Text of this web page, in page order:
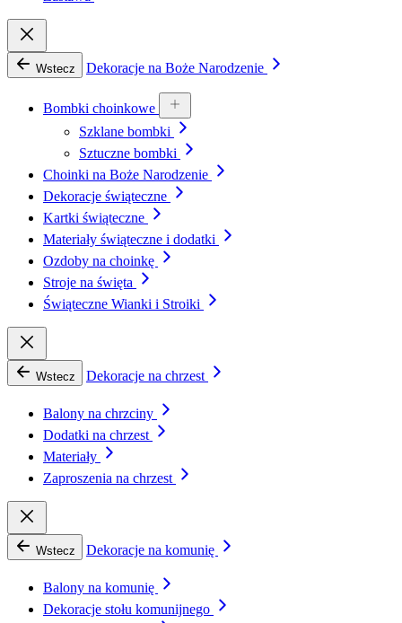
Wstecz Dekoracje na Boże Narodzenie
Bombki choinkowe
Szklane bombki
Sztuczne bombki
Choinki na Boże Narodzenie
Dekoracje świąteczne
Kartki świąteczne
Materiały świąteczne i dodatki
Ozdoby na choinkę
Stroje na święta
Świąteczne Wianki i Stroiki
Wstecz Dekoracje na chrzest
Balony na chrzciny
Dodatki na chrzest
Materiały
Zaproszenia na chrzest
Wstecz Dekoracje na komunię
Balony na komunię
Dekoracje stołu komunijnego